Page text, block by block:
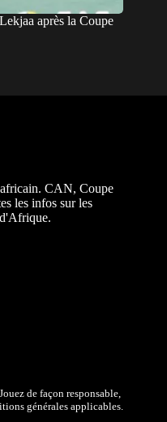
après la Coupe
CAN, Coupe
les infos sur les
de façon responsable,
générales applicables.